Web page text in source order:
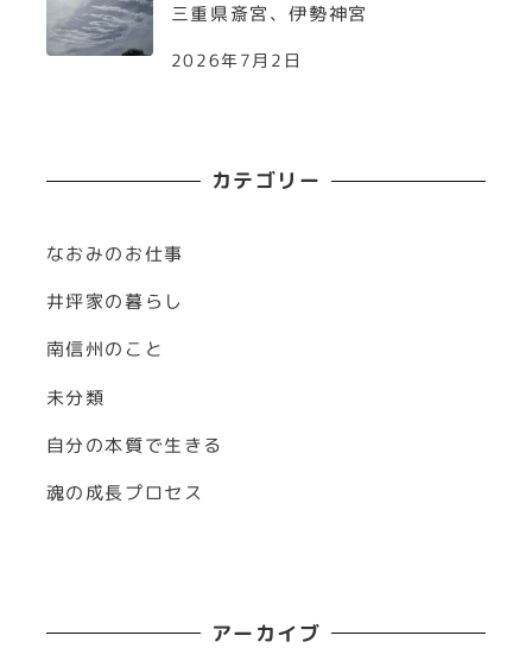
三重県斎宮、伊勢神宮
2026年7月2日
カテゴリー
なおみのお仕事
井坪家の暮らし
南信州のこと
未分類
自分の本質で生きる
魂の成長プロセス
アーカイブ